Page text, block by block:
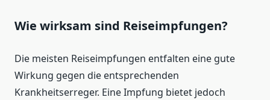
Wie wirksam sind Reiseimpfungen?
Die meisten Reiseimpfungen entfalten eine gute
Wirkung gegen die entsprechenden
Krankheitserreger. Eine Impfung bietet jedoch